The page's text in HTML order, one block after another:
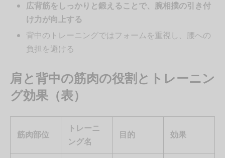
広背筋をしっかりと鍛えることで、腕相撲の引き付
け力が向上する
背中のトレーニングではフォームを重視し、腰への
負担を避ける
肩と背中の筋肉の役割とトレーニン
グ効果（表）
筋肉部位
トレーニ
ング名
目的 効果